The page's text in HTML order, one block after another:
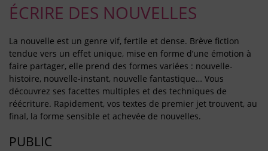
ÉCRIRE DES NOUVELLES
La nouvelle est un genre vif, fertile et dense. Brève fiction
tendue vers un effet unique, mise en forme d’une émotion à
faire partager, elle prend des formes variées : nouvelle-
histoire, nouvelle-instant, nouvelle fantastique… Vous
découvrez ses facettes multiples et des techniques de
réécriture. Rapidement, vos textes de premier jet trouvent, au
final, la forme sensible et achevée de nouvelles.
PUBLIC